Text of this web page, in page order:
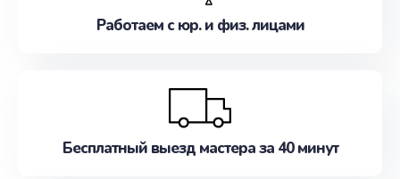
Работаем с юр. и физ. лицами
Бесплатный выезд мастера за 40 минут